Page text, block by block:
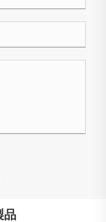
品